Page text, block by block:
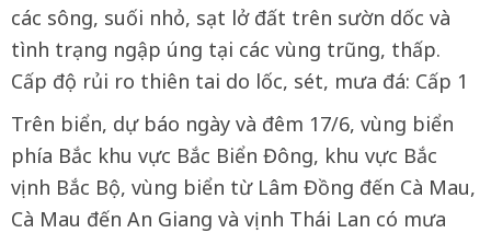
các sông, suối nhỏ, sạt lở đất trên sườn dốc và
tình trạng ngập úng tại các vùng trũng, thấp.
Cấp độ rủi ro thiên tai do lốc, sét, mưa đá: Cấp 1
Trên biển, dự báo ngày và đêm 17/6, vùng biển
phía Bắc khu vực Bắc Biển Đông, khu vực Bắc
vịnh Bắc Bộ, vùng biển từ Lâm Đồng đến Cà Mau,
Cà Mau đến An Giang và vịnh Thái Lan có mưa